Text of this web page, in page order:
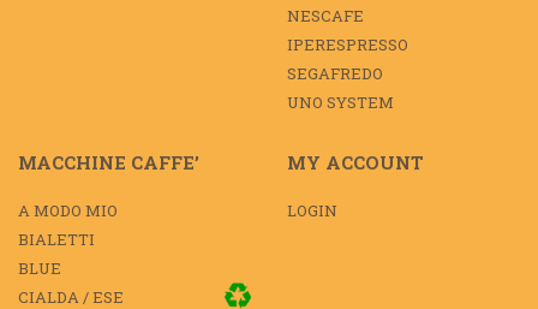
NESCAFE
IPERESPRESSO
SEGAFREDO
UNO SYSTEM
MACCHINE CAFFE’
A MODO MIO
BIALETTI
BLUE
CIALDA / ESE
MY ACCOUNT
LOGIN